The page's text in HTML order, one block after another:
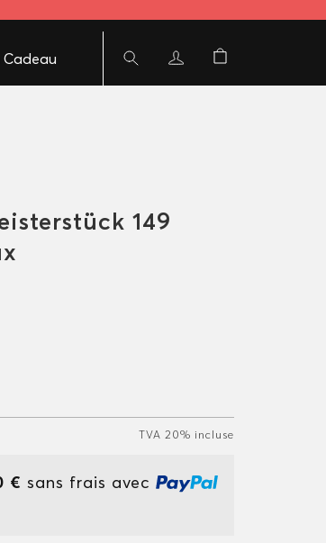
Cadeau
149
TVA 20% incluse
€ sans frais avec